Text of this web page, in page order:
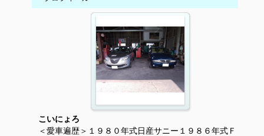
こいにょろ
＜愛車遍歴＞１９８０年式日産サニー１９８６年式Ｆ